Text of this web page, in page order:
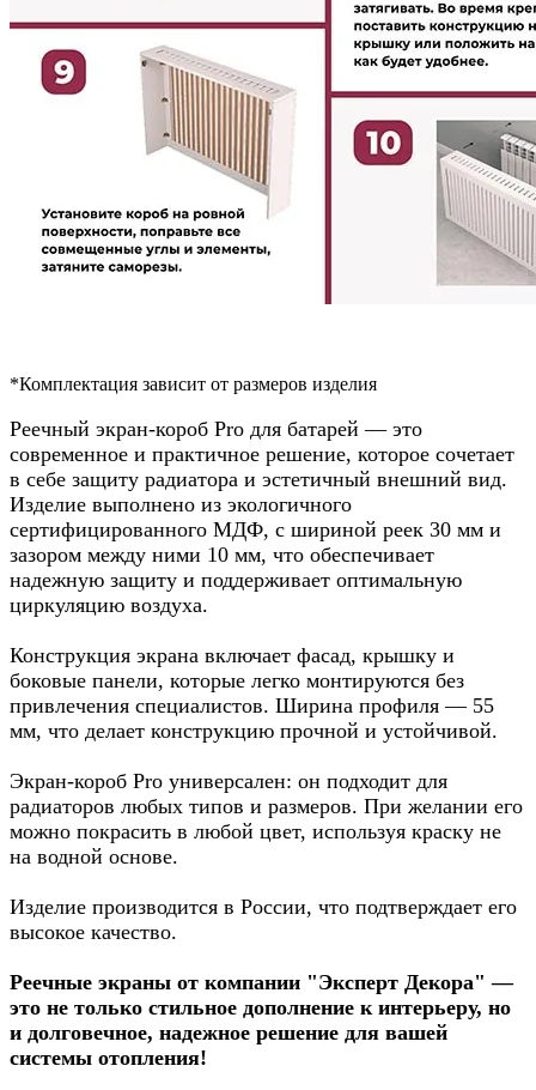
*Комплектация зависит от размеров изделия
Реечный экран-короб Pro для батарей — это
современное и практичное решение, которое сочетает
в себе защиту радиатора и эстетичный внешний вид.
Изделие выполнено из экологичного
сертифицированного МДФ, с шириной реек 30 мм и
зазором между ними 10 мм, что обеспечивает
надежную защиту и поддерживает оптимальную
циркуляцию воздуха.
Конструкция экрана включает фасад, крышку и
боковые панели, которые легко монтируются без
привлечения специалистов. Ширина профиля — 55
мм, что делает конструкцию прочной и устойчивой.
Экран-короб Pro универсален: он подходит для
радиаторов любых типов и размеров. При желании его
можно покрасить в любой цвет, используя краску не
на водной основе.
Изделие производится в России, что подтверждает его
высокое качество.
Реечные экраны от компании "Эксперт Декора" —
это не только стильное дополнение к интерьеру, но
и долговечное, надежное решение для вашей
системы отопления!